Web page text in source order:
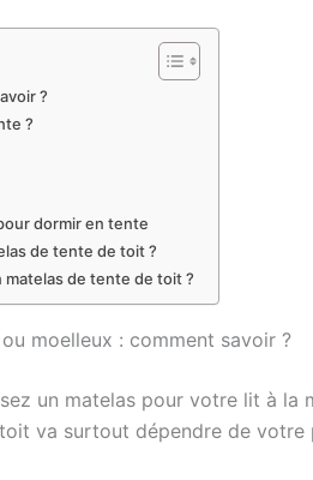
?
?
dormir en tente
de tente de toit ?
matelas de tente de toit ?
ou moelleux : comment savoir ?
un matelas pour votre lit à la
va surtout dépendre de votre